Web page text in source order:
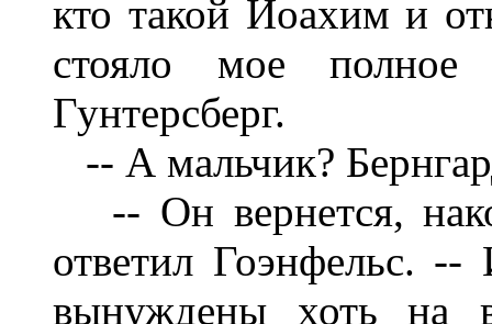
кто такой Иоахим и
стояло мое
Гунтерсберг.
-- А мальчик?
-- Он вернется,
ответил Гоэнфельс.
вынуждены хоть на